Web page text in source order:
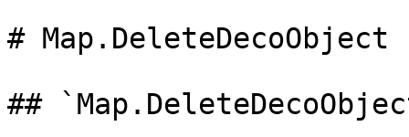
# Map.DeleteDecoObject
##